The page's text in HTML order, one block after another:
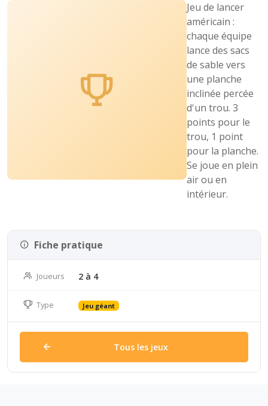
Jeu de lancer
américain :
chaque équipe
lance des sacs
de sable vers
une planche
inclinée percée
d'un trou. 3
points pour le
trou, 1 point
pour la planche.
Se joue en plein
air ou en
intérieur.
Fiche pratique
Joueurs 2 à 4
Type Jeu géant
Tous les jeux